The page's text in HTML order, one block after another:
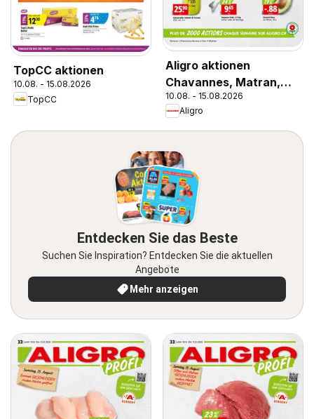
TopCC aktionen
10.08. - 15.08.2026
TopCC
Aligro aktionen
Chavannes, Matran,
Genève, Sion
10.08. - 15.08.2026
Aligro
Entdecken Sie das Beste
Suchen Sie Inspiration? Entdecken Sie die aktuellen
Angebote
Mehr anzeigen